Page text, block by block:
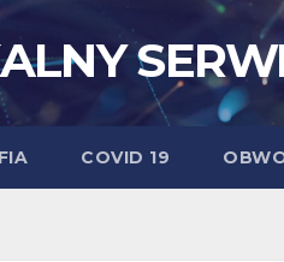
COVID 19